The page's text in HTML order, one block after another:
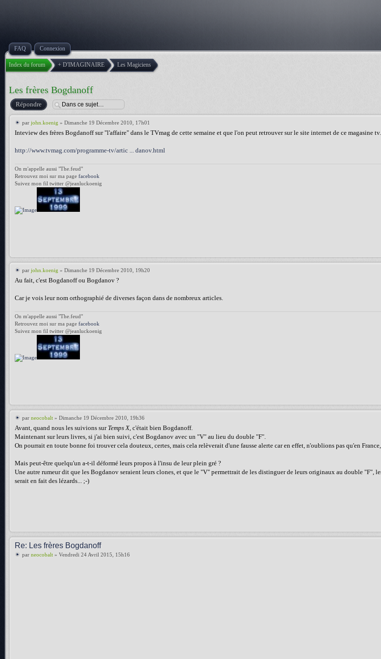
FAQ Connexion
Index du forum + D'IMAGINAIRE Les Magiciens
Les frères Bogdanoff
Répondre
par john.koenig » Dimanche 19 Décembre 2010, 17h01
Inteview des frères Bogdanoff sur "l'affaire" dans le TVmag de cette semaine et que l'on peut retrouver sur le site internet de ce magasine tv.
http://www.tvmag.com/programme-tv/artic ... danov.html
On m'appelle aussi "The.feud"
Retrouvez moi sur ma page facebook
Suivez mon fil twitter @jeanluckoenig
par john.koenig » Dimanche 19 Décembre 2010, 19h20
Au fait, c'est Bogdanoff ou Bogdanov ?
Car je vois leur nom orthographié de diverses façon dans de nombreux articles.
On m'appelle aussi "The.feud"
Retrouvez moi sur ma page facebook
Suivez mon fil twitter @jeanluckoenig
par neocobalt » Dimanche 19 Décembre 2010, 19h36
Avant, quand nous les suivions sur Temps X, c'était bien Bogdanoff.
Maintenant sur leurs livres, si j'ai bien suivi, c'est Bogdanov avec un "V" au lieu du double "F".
On pourrait en toute bonne foi trouver cela douteux, certes, mais cela relèverait d'une fausse alerte car en effet, n'oublions pas qu'en
Mais peut-être quelqu'un a-t-il déformé leurs propos à l'insu de leur plein gré ?
Une autre rumeur dit que les Bogdanov seraient leurs clones, et que le "V" permettrait de les distinguer de leurs originaux au double "F",
serait en fait des lézards... ;-)
Re: Les frères Bogdanoff
par neocobalt » Vendredi 24 Avril 2015, 15h16